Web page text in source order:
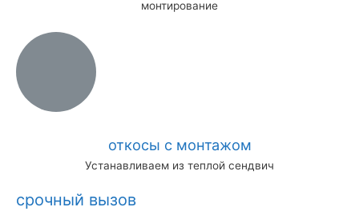
монтирование
откосы с монтажом
Устанавливаем из теплой сендвич
срочный вызов